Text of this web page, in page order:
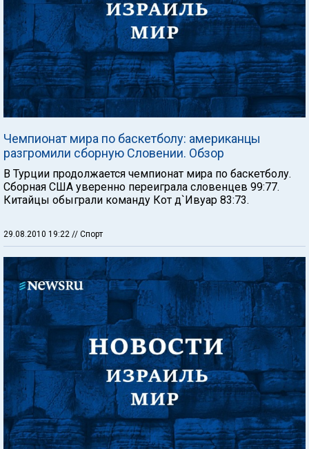
Чемпионат мира по баскетболу: американцы
разгромили сборную Словении. Обзор
В Турции продолжается чемпионат мира по баскетболу.
Сборная США уверенно переиграла словенцев 99:77.
Китайцы обыграли команду Кот д`Ивуар 83:73.
29.08.2010 19:22 // Спорт